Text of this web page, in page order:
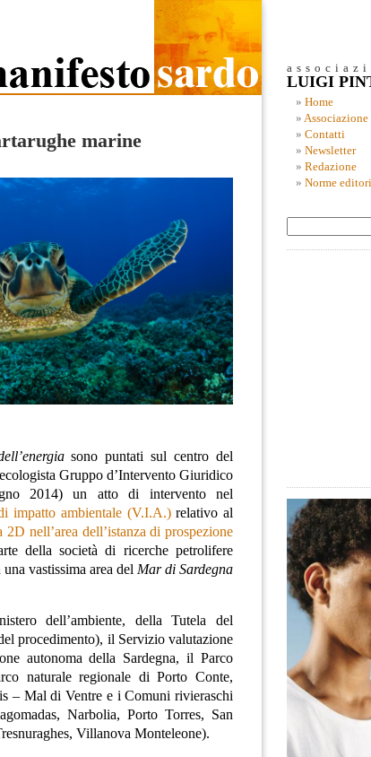
marine
sono puntati sul centro del
Gruppo d’Intervento Giuridico
2014) un atto di intervento nel
impatto ambientale (V.I.A.)relativo al
nell’area dell’istanza di prospezione
della società di ricerche petrolifere
una vastissima area del Mar di Sardegna
dell’ambiente, della Tutela del
procedimento), il Servizio valutazione
autonoma della Sardegna, il Parco
naturale regionale di Porto Conte,
– Mal di Ventre e i Comuni rivieraschi
Narbolia, Porto Torres, San
Villanova Monteleone).
LUIGI
Home
Associazione
Contatti
Newsletter
Redazione
Norme